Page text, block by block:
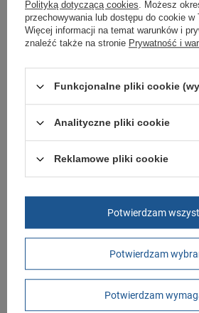
W ciągu 30 dni możesz dokonać zwrotu bądź
podania przyczyny.
Marka Lee
Symbol LCW-
Materiał zewnętrzny
Zapięcie
Długość towaru w
Więcej
30
Szerokość towaru w
centymetrach
Więcej
20
Polityką dotyczącą cookies. Możesz
przechowywania lub dostępu do cookie w
Więcej informacji na temat warunków i
znaleźć także na stronie Prywatność i
Funkcjonalne pliki cookie
Analityczne pliki cookie
Reklamowe pliki cookie
Potwierdzam
Potwierdzam
Potwierdzam